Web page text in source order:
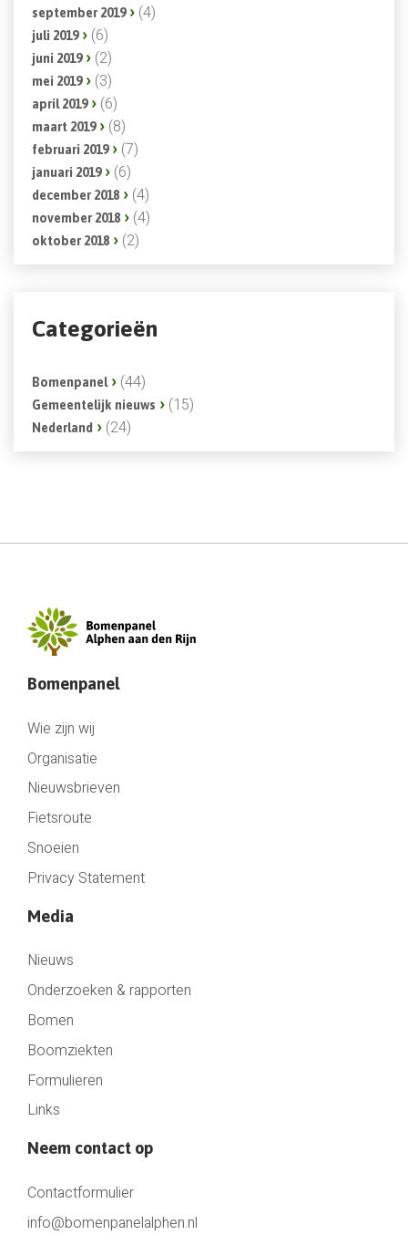
september 2019 (4)
juli 2019 (6)
juni 2019 (2)
mei 2019 (3)
april 2019 (6)
maart 2019 (8)
februari 2019 (7)
januari 2019 (6)
december 2018 (4)
november 2018 (4)
oktober 2018 (2)
Categorieën
Bomenpanel (44)
Gemeentelijk nieuws (15)
Nederland (24)
Bomenpanel
Wie zijn wij
Organisatie
Nieuwsbrieven
Fietsroute
Snoeien
Privacy Statement
Media
Nieuws
Onderzoeken & rapporten
Bomen
Boomziekten
Formulieren
Links
Neem contact op
Contactformulier
info@bomenpanelalphen.nl